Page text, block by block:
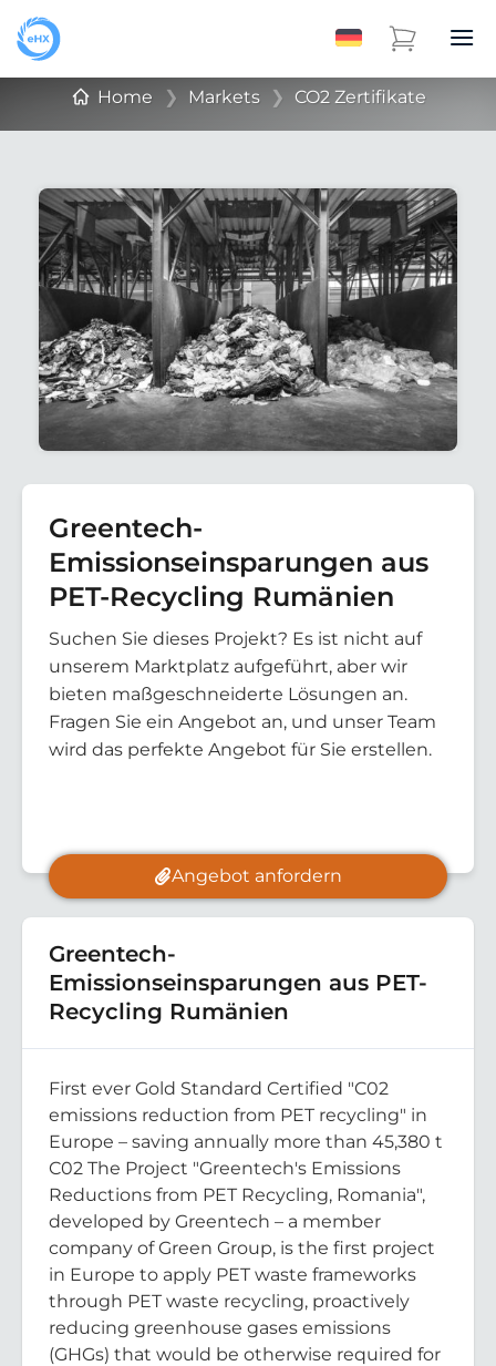
Home ❯ Markets ❯ CO2 Zertifikate
Greentech-
Emissionseinsparungen aus
PET-Recycling Rumänien
Suchen Sie dieses Projekt? Es ist nicht auf
unserem Marktplatz aufgeführt, aber wir
bieten maßgeschneiderte Lösungen an.
Fragen Sie ein Angebot an, und unser Team
wird das perfekte Angebot für Sie erstellen.
Angebot anfordern
Greentech-
Emissionseinsparungen aus PET-
Recycling Rumänien
First ever Gold Standard Certified "C02
emissions reduction from PET recycling" in
Europe – saving annually more than 45,380 t
C02 The Project "Greentech's Emissions
Reductions from PET Recycling, Romania",
developed by Greentech – a member
company of Green Group, is the first project
in Europe to apply PET waste frameworks
through PET waste recycling, proactively
reducing greenhouse gases emissions
(GHGs) that would be otherwise required for